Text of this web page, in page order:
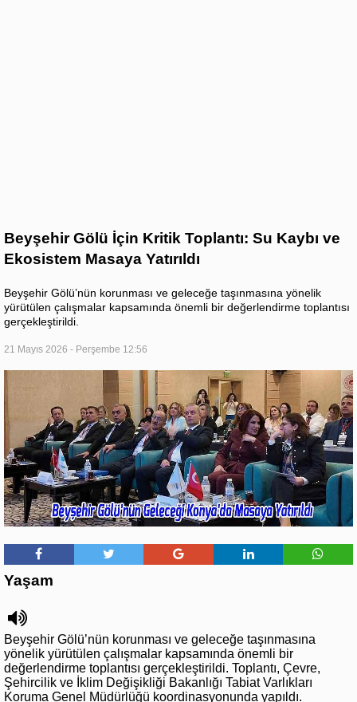
Beyşehir Gölü İçin Kritik Toplantı: Su Kaybı ve
Ekosistem Masaya Yatırıldı
Beyşehir Gölü’nün korunması ve geleceğe taşınmasına yönelik
yürütülen çalışmalar kapsamında önemli bir değerlendirme toplantısı
gerçekleştirildi.
21 Mayıs 2026 - Perşembe 12:56
Yaşam
Beyşehir Gölü’nün korunması ve geleceğe taşınmasına
yönelik yürütülen çalışmalar kapsamında önemli bir
değerlendirme toplantısı gerçekleştirildi. Toplantı, Çevre,
Şehircilik ve İklim Değişikliği Bakanlığı Tabiat Varlıkları
Koruma Genel Müdürlüğü koordinasyonunda yapıldı.